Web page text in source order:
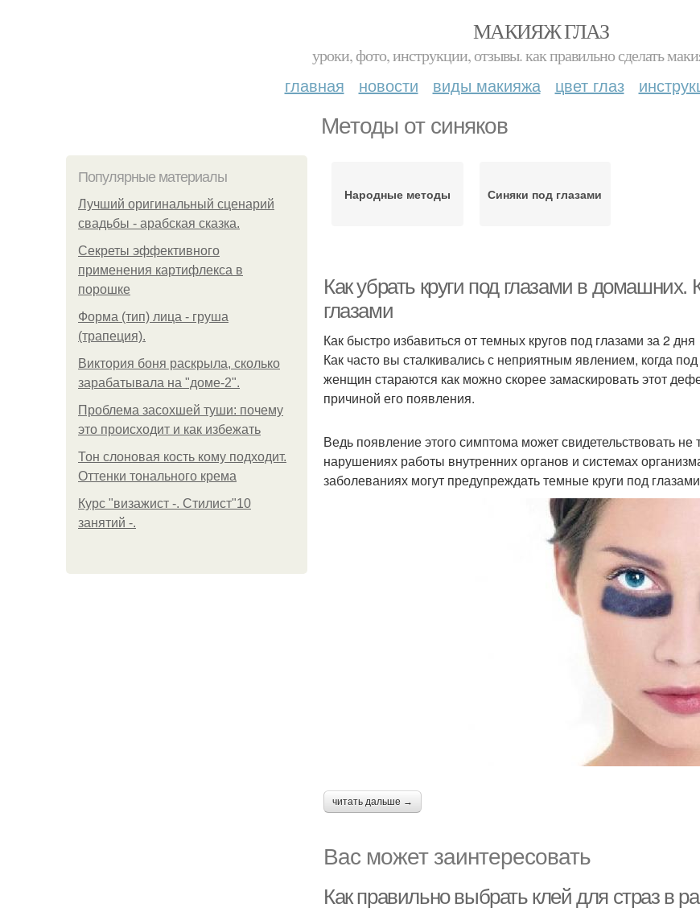
МАКИЯЖ ГЛАЗ
уроки, фото, инструкции, отзывы. как правильно сделать
главная новости виды макияжа цвет глаз
Методы от синяков
Популярные материалы
Лучший оригинальный сценарий
свадьбы - арабская сказка.
Секреты эффективного
применения картифлекса в
порошке
Форма (тип) лица - груша
(трапеция).
Виктория боня раскрыла, сколько
зарабатывала на "доме-2".
Проблема засохшей туши: почему
это происходит и как избежать
Тон слоновая кость кому подходит.
Оттенки тонального крема
Курс "визажист -. Стилист"10
занятий -.
Народные методы Синяки под глазами
Как убрать круги под глазами в домашних.
глазами
Как быстро избавиться от темных кругов под глазами за 2 дня
Как часто вы сталкивались с неприятным явлением, когда
женщин стараются как можно скорее замаскировать этот
причиной его появления.
Ведь появление этого симптома может свидетельствовать
нарушениях работы внутренних органов и системах
заболеваниях могут предупреждать темные круги под
читать дальше →
Вас может заинтересовать
Как правильно выбрать клей для страз в